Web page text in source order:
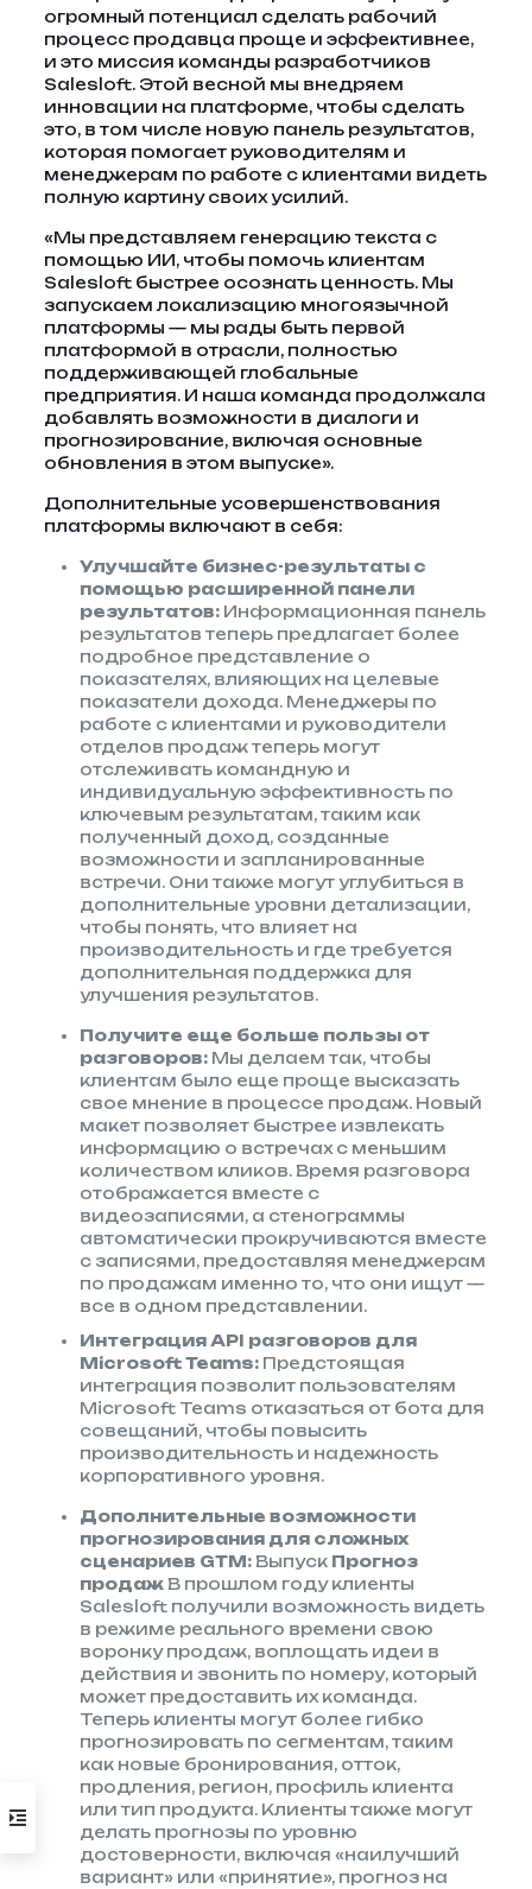
огромный потенциал сделать рабочий
процесс продавца проще и эффективнее,
и это миссия команды разработчиков
Salesloft. Этой весной мы внедряем
инновации на платформе, чтобы сделать
это, в том числе новую панель результатов,
которая помогает руководителям и
менеджерам по работе с клиентами видеть
полную картину своих усилий.
«Мы представляем генерацию текста с
помощью ИИ, чтобы помочь клиентам
Salesloft быстрее осознать ценность. Мы
запускаем локализацию многоязычной
платформы — мы рады быть первой
платформой в отрасли, полностью
поддерживающей глобальные
предприятия. И наша команда продолжала
добавлять возможности в диалоги и
прогнозирование, включая основные
обновления в этом выпуске».
Дополнительные усовершенствования
платформы включают в себя:
Улучшайте бизнес-результаты с
помощью расширенной панели
результатов: Информационная панель
результатов теперь предлагает более
подробное представление о
показателях, влияющих на целевые
показатели дохода. Менеджеры по
работе с клиентами и руководители
отделов продаж теперь могут
отслеживать командную и
индивидуальную эффективность по
ключевым результатам, таким как
полученный доход, созданные
возможности и запланированные
встречи. Они также могут углубиться в
дополнительные уровни детализации,
чтобы понять, что влияет на
производительность и где требуется
дополнительная поддержка для
улучшения результатов.
Получите еще больше пользы от
разговоров: Мы делаем так, чтобы
клиентам было еще проще высказать
свое мнение в процессе продаж. Новый
макет позволяет быстрее извлекать
информацию о встречах с меньшим
количеством кликов. Время разговора
отображается вместе с
видеозаписями, а стенограммы
автоматически прокручиваются вместе
с записями, предоставляя менеджерам
по продажам именно то, что они ищут —
все в одном представлении.
Интеграция API разговоров для
Microsoft Teams: Предстоящая
интеграция позволит пользователям
Microsoft Teams отказаться от бота для
совещаний, чтобы повысить
производительность и надежность
корпоративного уровня.
Дополнительные возможности
прогнозирования для сложных
сценариев GTM: Выпуск Прогноз
продажВ прошлом году клиенты
Salesloft получили возможность видеть
в режиме реального времени свою
воронку продаж, воплощать идеи в
действия и звонить по номеру, который
может предоставить их команда.
Теперь клиенты могут более гибко
прогнозировать по сегментам, таким
как новые бронирования, отток,
продления, регион, профиль клиента
или тип продукта. Клиенты также могут
делать прогнозы по уровню
достоверности, включая «наилучший
вариант» или «принятие», прогноз на